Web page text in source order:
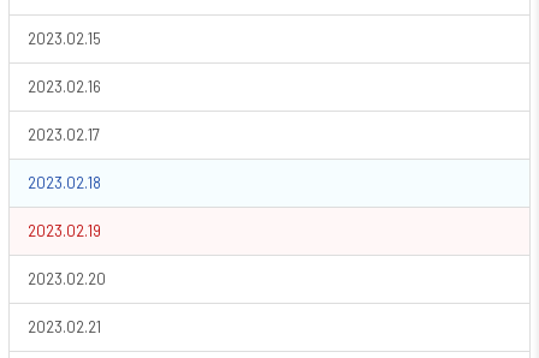
2023.02.15
2023.02.16
2023.02.17
2023.02.18
2023.02.19
2023.02.20
2023.02.21